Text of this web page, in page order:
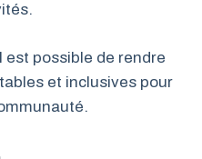
est possible de rendre
et inclusives pour